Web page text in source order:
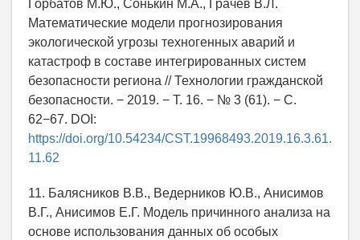
Горбатов М.Ю., Сонькин М.А., Грачев В.Л.
Математические модели прогнозирования
экологической угрозы техногенных аварий и
катастроф в составе интегрированных систем
безопасности региона // Технологии гражданской
безопасности. − 2019. − Т. 16. − № 3 (61). − С.
62−67. DOI:
https://doi.org/10.54234/CST.19968493.2019.16.3.61.
11.62
11. Балясников В.В., Ведерников Ю.В., Анисимов
В.Г., Анисимов Е.Г. Модель причинного анализа на
основе использования данных об особых